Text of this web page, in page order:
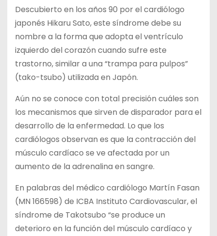
Descubierto en los años 90 por el cardiólogo
japonés Hikaru Sato, este síndrome debe su
nombre a la forma que adopta el ventrículo
izquierdo del corazón cuando sufre este
trastorno, similar a una “trampa para pulpos”
(tako-tsubo) utilizada en Japón.
Aún no se conoce con total precisión cuáles son
los mecanismos que sirven de disparador para el
desarrollo de la enfermedad. Lo que los
cardiólogos observan es que la contracción del
músculo cardíaco se ve afectada por un
aumento de la adrenalina en sangre.
En palabras del médico cardiólogo Martín Fasan
(MN 166598) de ICBA Instituto Cardiovascular, el
síndrome de Takotsubo “se produce un
deterioro en la función del músculo cardíaco y